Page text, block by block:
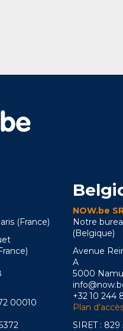
(France)
00010
NOW.be
Notre
(Belgique)
Avenue
A
5000
+32 10 244
Plan
SIRET :